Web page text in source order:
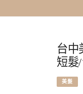
台中
短髮
美髮